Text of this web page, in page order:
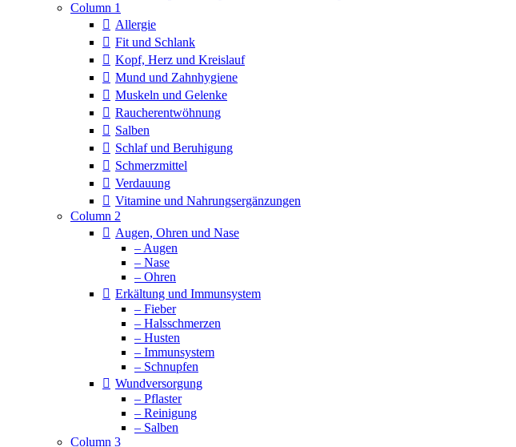
Column 1
Allergie
Fit und Schlank
Kopf, Herz und Kreislauf
Mund und Zahnhygiene
Muskeln und Gelenke
Raucherentwöhnung
Salben
Schlaf und Beruhigung
Schmerzmittel
Verdauung
Vitamine und Nahrungsergänzungen
Column 2
Augen, Ohren und Nase
– Augen
– Nase
– Ohren
Erkältung und Immunsystem
– Fieber
– Halsschmerzen
– Husten
– Immunsystem
– Schnupfen
Wundversorgung
– Pflaster
– Reinigung
– Salben
Column 3